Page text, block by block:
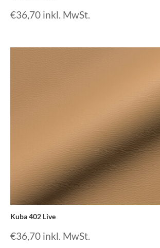
€36,70 inkl. MwSt.
Kuba 402 Live
€36,70 inkl. MwSt.